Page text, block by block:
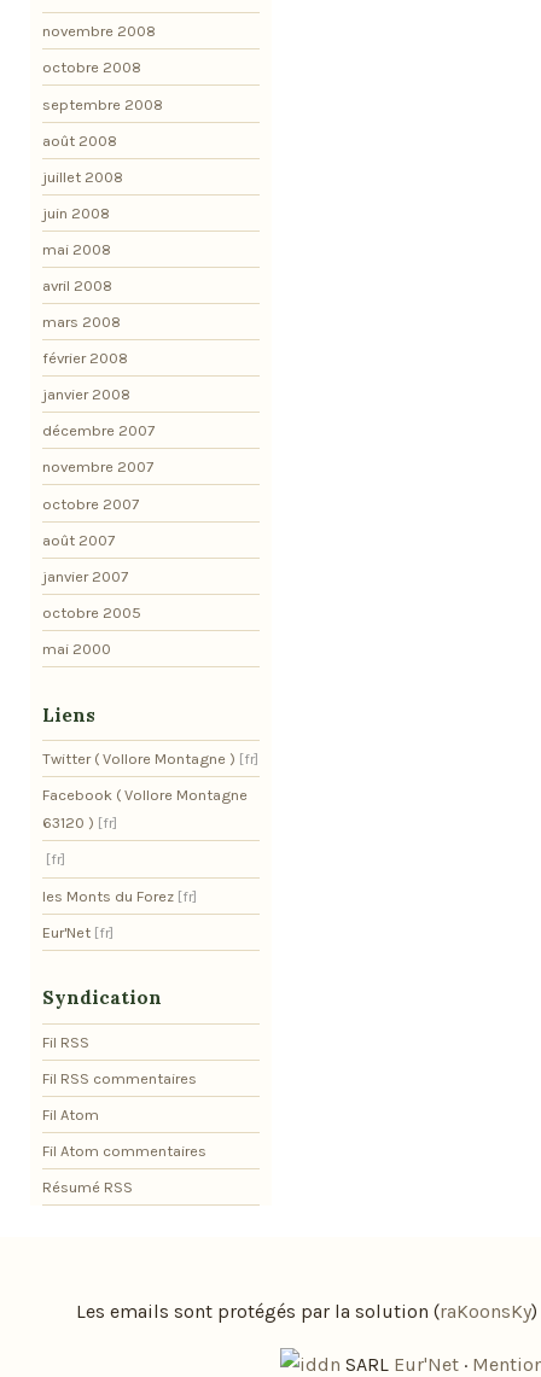
novembre 2008
octobre 2008
septembre 2008
août 2008
juillet 2008
juin 2008
mai 2008
avril 2008
mars 2008
février 2008
janvier 2008
décembre 2007
novembre 2007
octobre 2007
août 2007
janvier 2007
octobre 2005
mai 2000
Liens
Twitter ( Vollore Montagne )
Facebook ( Vollore Montagne
63120 )
les Monts du Forez
Eur'Net
Syndication
Fil RSS
Fil RSS commentaires
Fil Atom
Fil Atom commentaires
Résumé RSS
Les emails sont protégés par la solution (raKoonsKy)
SARL Eur'Net ·